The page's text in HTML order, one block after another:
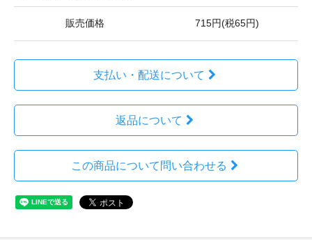
販売価格 715円(税65円)
支払い・配送について
返品について
この商品について問い合わせる